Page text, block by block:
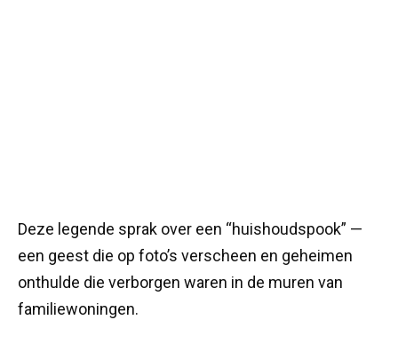
Deze legende sprak over een “huishoudspook” —
een geest die op foto’s verscheen en geheimen
onthulde die verborgen waren in de muren van
familiewoningen.